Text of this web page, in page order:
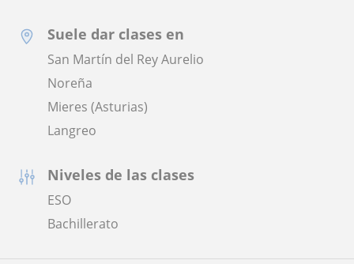
Suele dar clases en
San Martín del Rey Aurelio
Noreña
Mieres (Asturias)
Langreo
Niveles de las clases
ESO
Bachillerato